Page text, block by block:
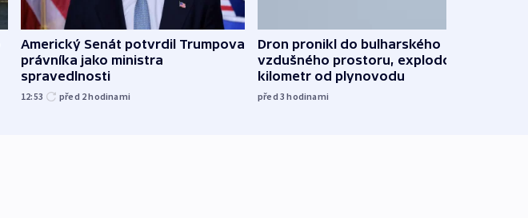
Americký Senát potvrdil Trumpova
právníka jako ministra
spravedlnosti
12:53 před 2hodinami
Dron pronikl do bulharského
vzdušného prostoru, explodoval
kilometr od plynovodu
před 3hodinami